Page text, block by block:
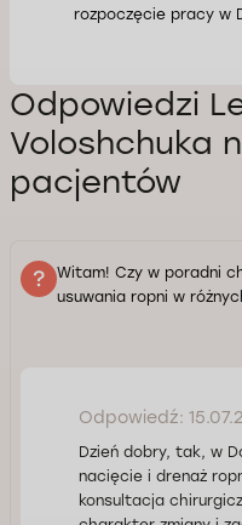
rozpoczęcie pracy w
Odpowiedzi
Voloshchuka
pacjentów
Witam! Czy w poradni
usuwania ropni w
Odpowiedź:
Dzień dobry, tak, w
nacięcie i drenaż
konsultacja